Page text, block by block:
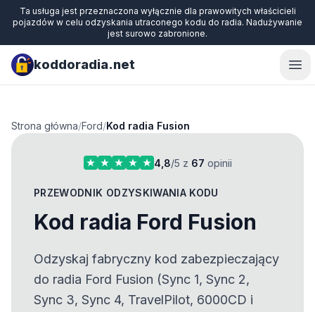
Ta usługa jest przeznaczona wyłącznie dla prawowitych właścicieli
pojazdów w celu odzyskania utraconego kodu do radia. Nadużywanie
jest surowo zabronione.
koddoradia.net
Strona główna/Ford/Kod radia Fusion
4,8/5 z 67 opinii
PRZEWODNIK ODZYSKIWANIA KODU
Kod radia Ford Fusion
Odzyskaj fabryczny kod zabezpieczający
do radia Ford Fusion (Sync 1, Sync 2,
Sync 3, Sync 4, TravelPilot, 6000CD i